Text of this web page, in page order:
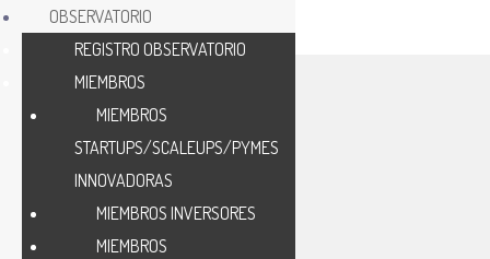
OBSERVATORIO
REGISTRO OBSERVATORIO
MIEMBROS
MIEMBROS
STARTUPS/SCALEUPS/PYMES
INNOVADORAS
MIEMBROS INVERSORES
MIEMBROS